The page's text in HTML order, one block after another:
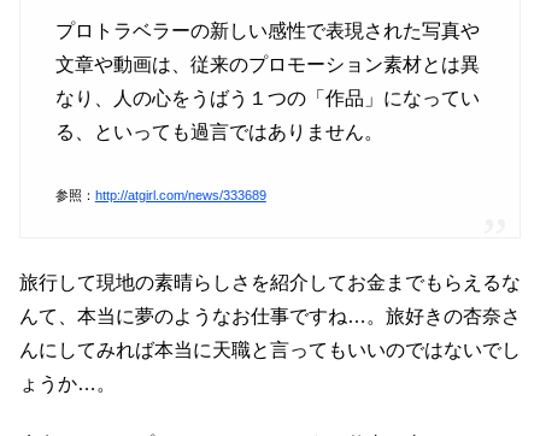
プロトラベラーの新しい感性で表現された写真や
文章や動画は、従来のプロモーション素材とは異
なり、人の心をうばう１つの「作品」になってい
る、といっても過言ではありません。
参照： http://atgirl.com/news/333689
旅行して現地の素晴らしさを紹介してお金までもらえるな
んて、本当に夢のようなお仕事ですね…。旅好きの杏奈さ
んにしてみれば本当に天職と言ってもいいのではないでし
ょうか…。